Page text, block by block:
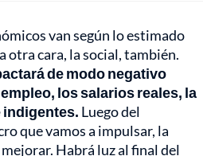
van según lo estimado
otra cara, la social, también.
de modo negativo
los salarios reales, la
indigentes. Luego del
que vamos a impulsar, la
Habrá luz al final del